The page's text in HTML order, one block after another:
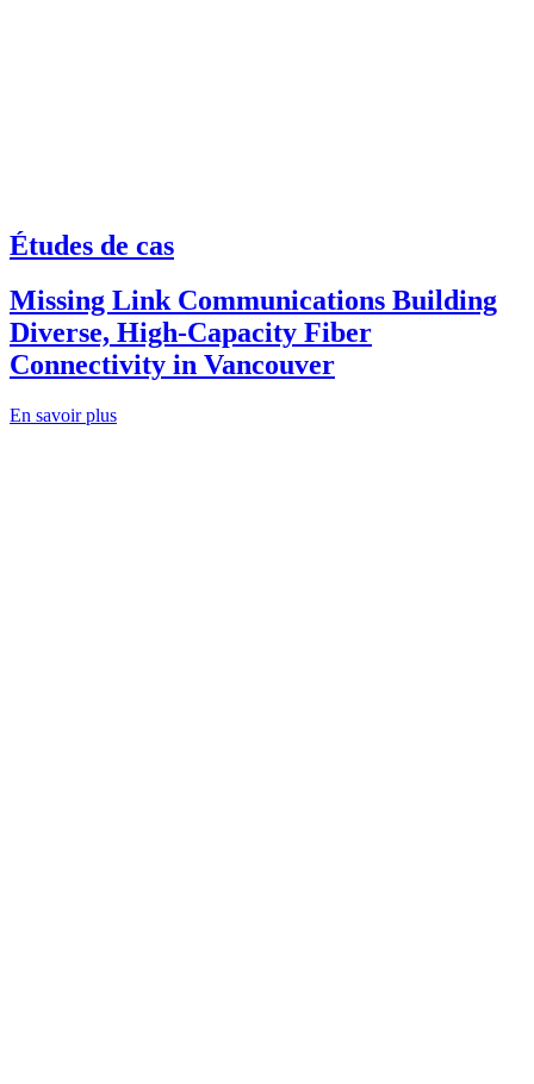
Études de cas
Missing Link Communications Building
Diverse, High-Capacity Fiber
Connectivity in Vancouver
En savoir plus